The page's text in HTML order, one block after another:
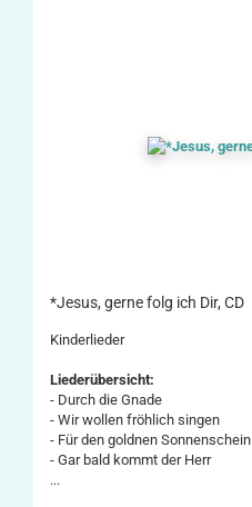
*Jesus, gerne folg ich Dir, CD
Kinderlieder
Liederübersicht:
- Durch die Gnade
- Wir wollen fröhlich singen
- Für den goldnen Sonnenschein
- Gar bald kommt der Herr
...